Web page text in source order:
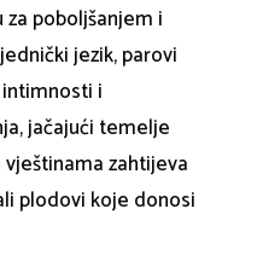
poboljšanjem i
jezik, parovi
i
jačajući temelje
zahtijeva
plodovi koje donosi